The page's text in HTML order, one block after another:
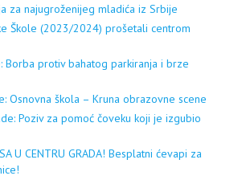
za najugroženijeg mladića iz Srbije
Škole (2023/2024) prošetali centrom
Borba protiv bahatog parkiranja i brze
Osnovna škola – Kruna obrazovne scene
Poziv za pomoć čoveku koji je izgubio
U CENTRU GRADA! Besplatni ćevapi za